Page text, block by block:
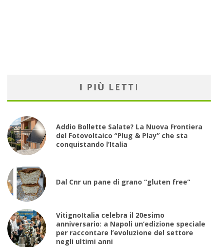
I PIÙ LETTI
Addio Bollette Salate? La Nuova Frontiera
del Fotovoltaico “Plug & Play” che sta
conquistando l’Italia
Dal Cnr un pane di grano “gluten free”
VitignoItalia celebra il 20esimo
anniversario: a Napoli un’edizione speciale
per raccontare l’evoluzione del settore
negli ultimi anni